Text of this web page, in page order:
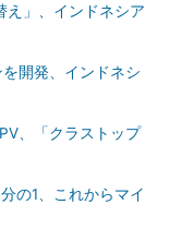
え」、インドネシア
開発、インドネシ
、「クラストップ
の1、これからマイ